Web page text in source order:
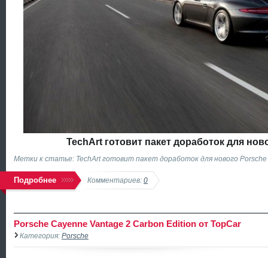
TechArt готовит пакет доработок для
Метки к статье: TechArt готовит пакет доработок для нового Porsche
Подробнее Комментариев: 0
Porsche Cayenne Vantage 2 Carbon Edition от TopCar
Категория: Porsche